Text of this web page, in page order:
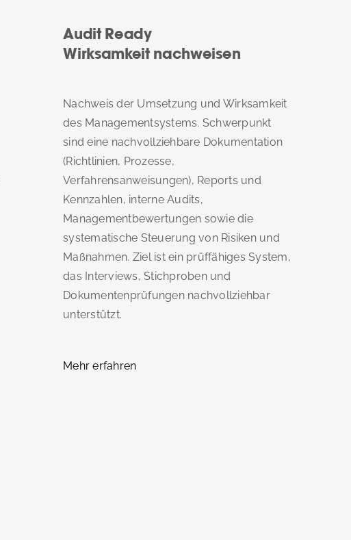
Audit Ready
Wirksamkeit nachweisen
Nachweis der Umsetzung und Wirksamkeit
des Managementsystems. Schwerpunkt
sind eine nachvollziehbare Dokumentation
(Richtlinien, Prozesse,
Verfahrensanweisungen), Reports und
Kennzahlen, interne Audits,
Managementbewertungen sowie die
systematische Steuerung von Risiken und
Maßnahmen. Ziel ist ein prüffähiges System,
das Interviews, Stichproben und
Dokumentenprüfungen nachvollziehbar
unterstützt.
Mehr erfahren